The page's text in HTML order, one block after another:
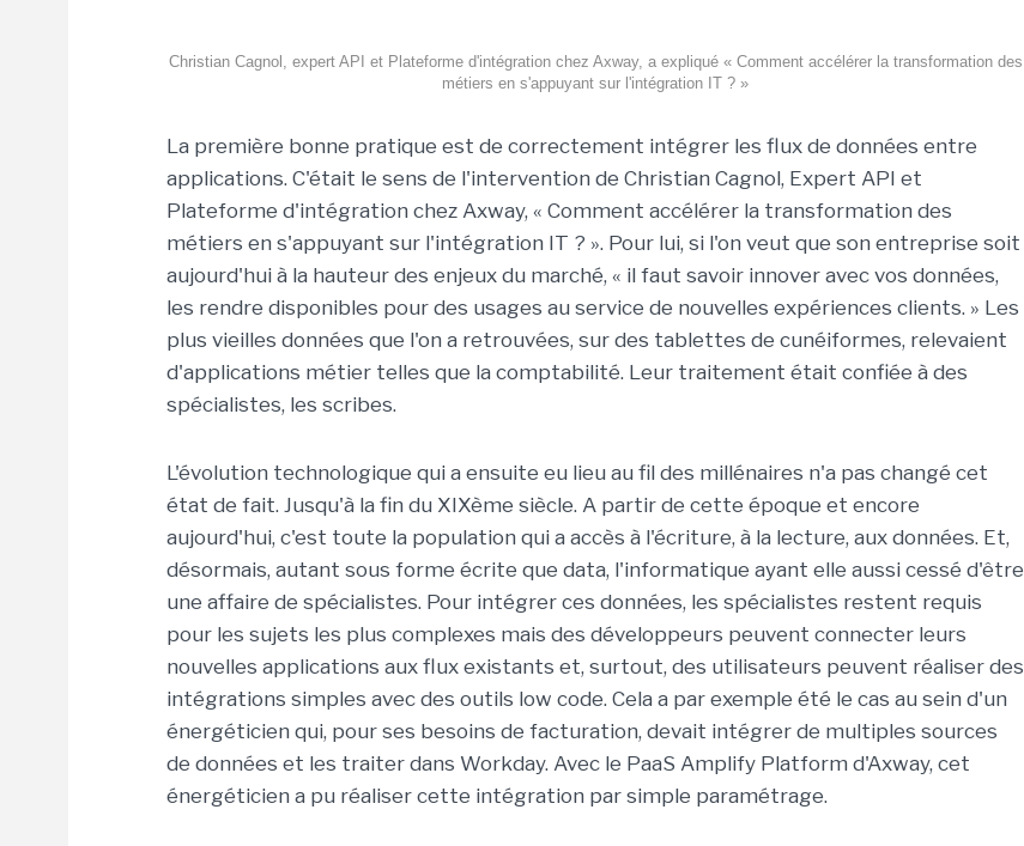
Christian Cagnol, expert API et Plateforme d'intégration chez Axway, a expliqué « Comment accélérer la transformation des
métiers en s'appuyant sur l'intégration IT ? »
La première bonne pratique est de correctement intégrer les flux de données entre
applications. C'était le sens de l'intervention de Christian Cagnol, Expert API et
Plateforme d'intégration chez Axway, « Comment accélérer la transformation des
métiers en s'appuyant sur l'intégration IT ? ». Pour lui, si l'on veut que son entreprise soit
aujourd'hui à la hauteur des enjeux du marché, « il faut savoir innover avec vos données,
les rendre disponibles pour des usages au service de nouvelles expériences clients. » Les
plus vieilles données que l'on a retrouvées, sur des tablettes de cunéiformes, relevaient
d'applications métier telles que la comptabilité. Leur traitement était confiée à des
spécialistes, les scribes.
L'évolution technologique qui a ensuite eu lieu au fil des millénaires n'a pas changé cet
état de fait. Jusqu'à la fin du XIXème siècle. A partir de cette époque et encore
aujourd'hui, c'est toute la population qui a accès à l'écriture, à la lecture, aux données. Et,
désormais, autant sous forme écrite que data, l'informatique ayant elle aussi cessé d'être
une affaire de spécialistes. Pour intégrer ces données, les spécialistes restent requis
pour les sujets les plus complexes mais des développeurs peuvent connecter leurs
nouvelles applications aux flux existants et, surtout, des utilisateurs peuvent réaliser des
intégrations simples avec des outils low code. Cela a par exemple été le cas au sein d'un
énergéticien qui, pour ses besoins de facturation, devait intégrer de multiples sources
de données et les traiter dans Workday. Avec le PaaS Amplify Platform d'Axway, cet
énergéticien a pu réaliser cette intégration par simple paramétrage.